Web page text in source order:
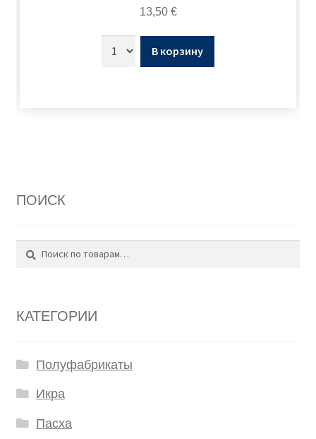
13,50 €
В корзину
ПОИСК
Поиск
КАТЕГОРИИ
Полуфабрикаты
Икра
Пасха